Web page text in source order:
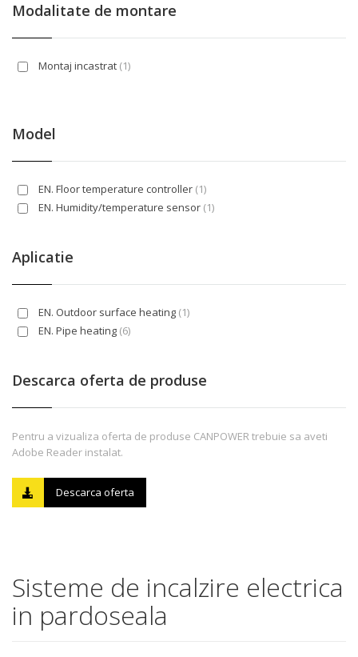
Modalitate de montare
Montaj incastrat (1)
Model
EN. Floor temperature controller (1)
EN. Humidity/temperature sensor (1)
Aplicatie
EN. Outdoor surface heating (1)
EN. Pipe heating (6)
Descarca oferta de produse
Pentru a vizualiza oferta de produse CANPOWER trebuie sa aveti
Adobe Reader instalat.
Descarca oferta
Sisteme de incalzire electrica
in pardoseala